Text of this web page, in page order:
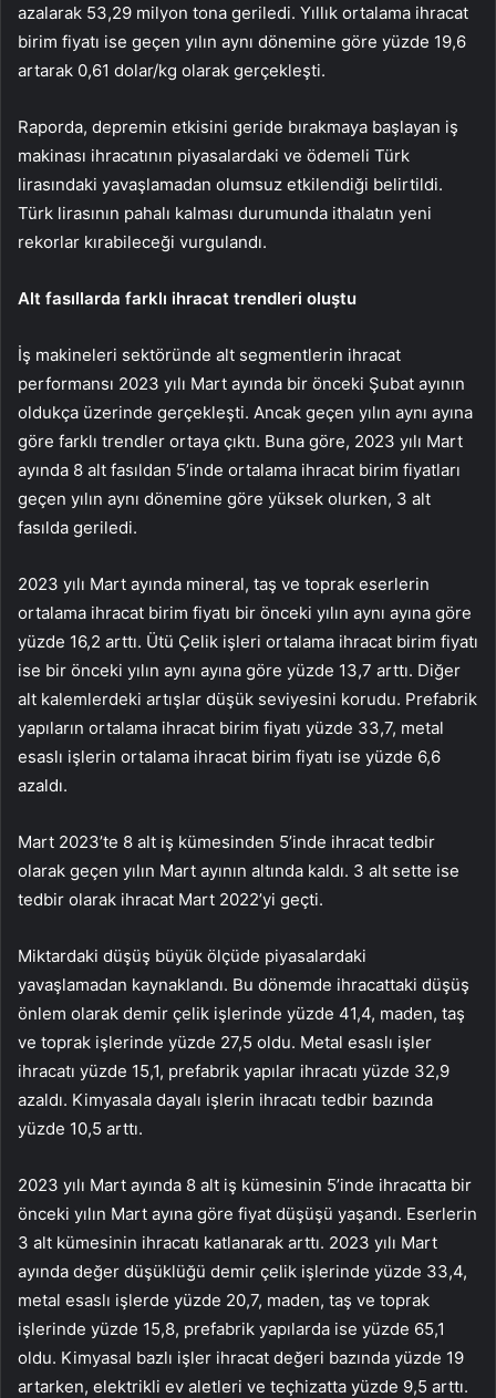
azalarak 53,29 milyon tona geriledi. Yıllık ortalama ihracat
birim fiyatı ise geçen yılın aynı dönemine göre yüzde 19,6
artarak 0,61 dolar/kg olarak gerçekleşti.
Raporda, depremin etkisini geride bırakmaya başlayan iş
makinası ihracatının piyasalardaki ve ödemeli Türk
lirasındaki yavaşlamadan olumsuz etkilendiği belirtildi.
Türk lirasının pahalı kalması durumunda ithalatın yeni
rekorlar kırabileceği vurgulandı.
Alt fasıllarda farklı ihracat trendleri oluştu
İş makineleri sektöründe alt segmentlerin ihracat
performansı 2023 yılı Mart ayında bir önceki Şubat ayının
oldukça üzerinde gerçekleşti. Ancak geçen yılın aynı ayına
göre farklı trendler ortaya çıktı. Buna göre, 2023 yılı Mart
ayında 8 alt fasıldan 5’inde ortalama ihracat birim fiyatları
geçen yılın aynı dönemine göre yüksek olurken, 3 alt
fasılda geriledi.
2023 yılı Mart ayında mineral, taş ve toprak eserlerin
ortalama ihracat birim fiyatı bir önceki yılın aynı ayına göre
yüzde 16,2 arttı. Ütü Çelik işleri ortalama ihracat birim fiyatı
ise bir önceki yılın aynı ayına göre yüzde 13,7 arttı. Diğer
alt kalemlerdeki artışlar düşük seviyesini korudu. Prefabrik
yapıların ortalama ihracat birim fiyatı yüzde 33,7, metal
esaslı işlerin ortalama ihracat birim fiyatı ise yüzde 6,6
azaldı.
Mart 2023’te 8 alt iş kümesinden 5’inde ihracat tedbir
olarak geçen yılın Mart ayının altında kaldı. 3 alt sette ise
tedbir olarak ihracat Mart 2022’yi geçti.
Miktardaki düşüş büyük ölçüde piyasalardaki
yavaşlamadan kaynaklandı. Bu dönemde ihracattaki düşüş
önlem olarak demir çelik işlerinde yüzde 41,4, maden, taş
ve toprak işlerinde yüzde 27,5 oldu. Metal esaslı işler
ihracatı yüzde 15,1, prefabrik yapılar ihracatı yüzde 32,9
azaldı. Kimyasala dayalı işlerin ihracatı tedbir bazında
yüzde 10,5 arttı.
2023 yılı Mart ayında 8 alt iş kümesinin 5’inde ihracatta bir
önceki yılın Mart ayına göre fiyat düşüşü yaşandı. Eserlerin
3 alt kümesinin ihracatı katlanarak arttı. 2023 yılı Mart
ayında değer düşüklüğü demir çelik işlerinde yüzde 33,4,
metal esaslı işlerde yüzde 20,7, maden, taş ve toprak
işlerinde yüzde 15,8, prefabrik yapılarda ise yüzde 65,1
oldu. Kimyasal bazlı işler ihracat değeri bazında yüzde 19
artarken, elektrikli ev aletleri ve teçhizatta yüzde 9,5 arttı.